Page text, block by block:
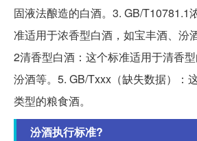
固液法酿造的白酒。3. GB/T10781.1
准适用于浓香型白酒，如宝丰酒、汾
2清香型白酒：这个标准适用于清香型
汾酒等。5. GB/Txxx（缺失数据）：
类型的粮食酒。
汾酒执行标准?